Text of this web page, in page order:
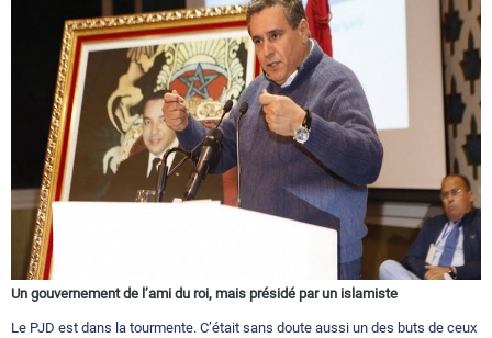
Un gouvernement de l’ami du roi, mais présidé par un islamiste
Le PJD est dans la tourmente. C’était sans doute aussi un des buts de ceux